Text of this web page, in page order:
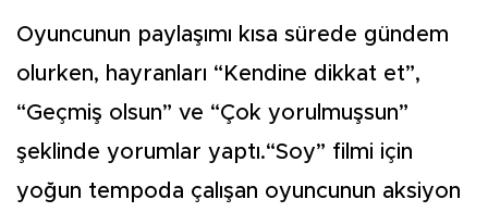
Oyuncunun paylaşımı kısa sürede gündem
olurken, hayranları “Kendine dikkat et”,
“Geçmiş olsun” ve “Çok yorulmuşsun”
şeklinde yorumlar yaptı.“Soy” filmi için
yoğun tempoda çalışan oyuncunun aksiyon